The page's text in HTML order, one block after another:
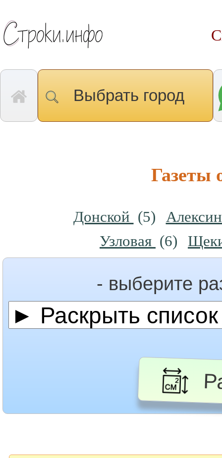
Выбрать город
Газеты
Донской (5)
Узловая (6)
- выберите